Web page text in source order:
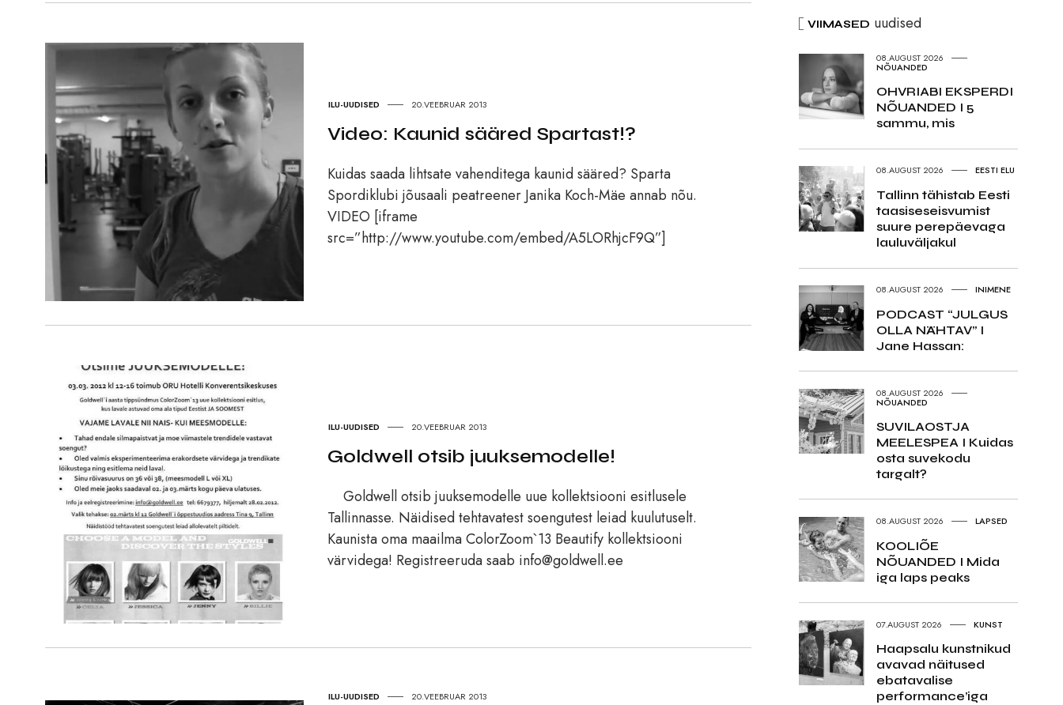
ILU-UUDISED 20.VEEBRUAR 2013
Video: Kaunid sääred Spartast!?
Kuidas saada lihtsate vahenditega kaunid sääred? Sparta
Spordiklubi jõusaali peatreener Janika Koch-Mäe annab nõu.
VIDEO [iframe
src=”http://www.youtube.com/embed/A5LORhjcF9Q”]
ILU-UUDISED 20.VEEBRUAR 2013
Goldwell otsib juuksemodelle!
Goldwell otsib juuksemodelle uue kollektsiooni esitlusele
Tallinnasse. Näidised tehtavatest soengutest leiad kuulutuselt.
Kaunista oma maailma ColorZoom`13 Beautify kollektsiooni
värvidega! Registreeruda saab info@goldwell.ee
ILU-UUDISED 20.VEEBRUAR 2013
VIIMASED uudised
08.AUGUST 2026
NÕUANDED
OHVRIABI EKSPERDI
NÕUANDED I 5
sammu, mis
08.AUGUST 2026 EESTI ELU
Tallinn tähistab Eesti
taasiseseisvumist
suure perepäevaga
lauluväljakul
08.AUGUST 2026 INIMENE
PODCAST “JULGUS
OLLA NÄHTAV” I
Jane Hassan:
08.AUGUST 2026
NÕUANDED
SUVILAOSTJA
MEELESPEA I Kuidas
osta suvekodu
targalt?
08.AUGUST 2026 LAPSED
KOOLIÕE
NÕUANDED I Mida
iga laps peaks
07.AUGUST 2026 KUNST
Haapsalu kunstnikud
avavad näitused
ebatavalise
performance’iga